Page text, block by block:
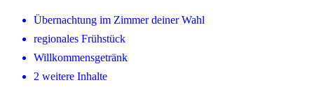
Übernachtung im Zimmer deiner Wahl
regionales Frühstück
Willkommensgetränk
2 weitere Inhalte